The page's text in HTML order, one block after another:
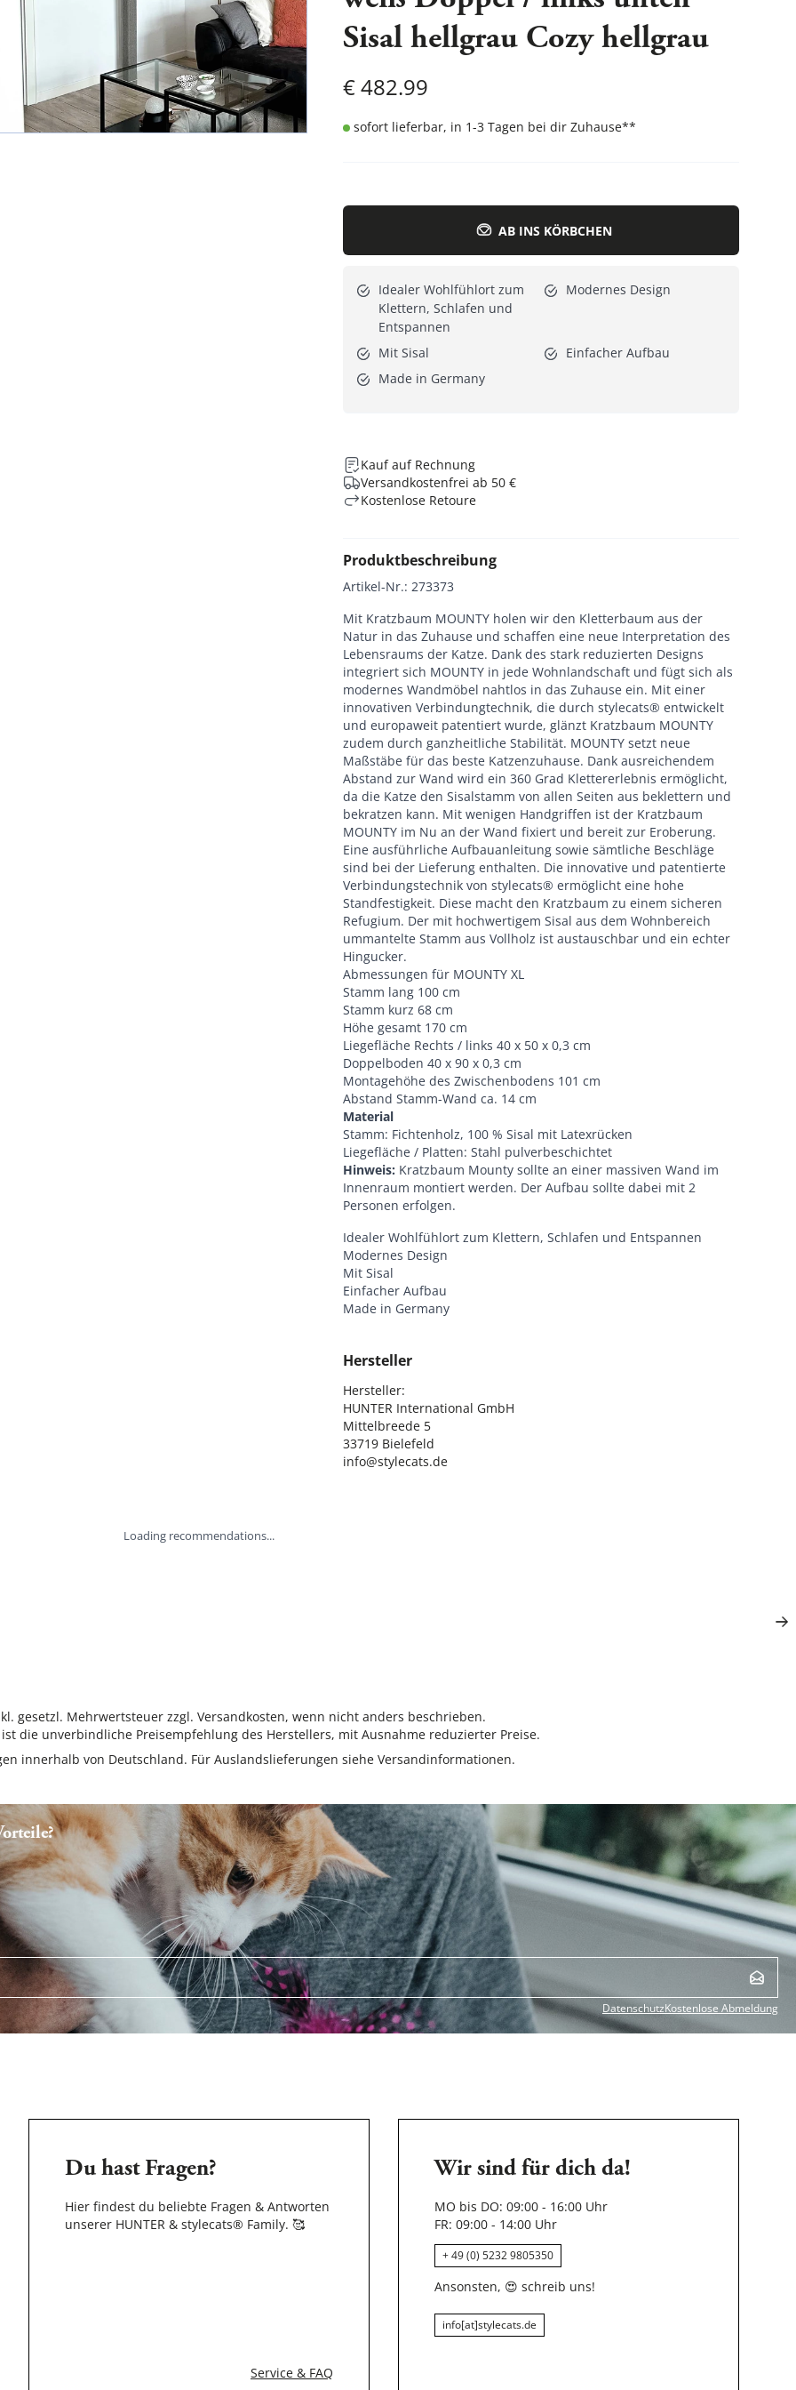
Alle Katzenmöbel
Alle Serien
Sisal hellgrau Cozy hellgrau
€482.99
sofort lieferbar, in 1-3 Tagen bei dir Zuhause**
AB INS KÖRBCHEN
Idealer Wohlfühlort zum
Klettern, Schlafen und
Entspannen
Modernes Design
Mit Sisal
Einfacher Aufbau
Made in Germany
Kauf auf Rechnung
Versandkostenfrei ab 50 €
Kostenlose Retoure
Produktbeschreibung
Artikel-Nr.: 273373
Mit Kratzbaum MOUNTY holen wir den Kletterbaum aus der
Natur in das Zuhause und schaffen eine neue Interpretation des
Lebensraums der Katze. Dank des stark reduzierten Designs
integriert sich MOUNTY in jede Wohnlandschaft und fügt sich als
modernes Wandmöbel nahtlos in das Zuhause ein. Mit einer
innovativen Verbindungtechnik, die durch stylecats® entwickelt
und europaweit patentiert wurde, glänzt Kratzbaum MOUNTY
zudem durch ganzheitliche Stabilität. MOUNTY setzt neue
Maßstäbe für das beste Katzenzuhause. Dank ausreichendem
Abstand zur Wand wird ein 360 Grad Klettererlebnis ermöglicht,
da die Katze den Sisalstamm von allen Seiten aus beklettern und
bekratzen kann. Mit wenigen Handgriffen ist der Kratzbaum
MOUNTY im Nu an der Wand fixiert und bereit zur Eroberung.
Eine ausführliche Aufbauanleitung sowie sämtliche Beschläge
sind bei der Lieferung enthalten. Die innovative und patentierte
Verbindungstechnik von stylecats® ermöglicht eine hohe
Standfestigkeit. Diese macht den Kratzbaum zu einem sicheren
Refugium. Der mit hochwertigem Sisal aus dem Wohnbereich
ummantelte Stamm aus Vollholz ist austauschbar und ein echter
Hingucker.
Abmessungen für MOUNTY XL
Stamm lang 100 cm
Stamm kurz 68 cm
Höhe gesamt 170 cm
Liegefläche Rechts / links 40 x 50 x 0,3 cm
Doppelboden 40 x 90 x 0,3 cm
Montagehöhe des Zwischenbodens 101 cm
Abstand Stamm-Wand ca. 14 cm
Material
Stamm: Fichtenholz, 100 % Sisal mit Latexrücken
Liegefläche / Platten: Stahl pulverbeschichtet
Hinweis: Kratzbaum Mounty sollte an einer massiven Wand im
Innenraum montiert werden. Der Aufbau sollte dabei mit 2
Personen erfolgen.
Idealer Wohlfühlort zum Klettern, Schlafen und Entspannen
Modernes Design
Mit Sisal
Einfacher Aufbau
Made in Germany
Hersteller
Hersteller:
HUNTER International GmbH
Mittelbreede 5
33719 Bielefeld
info@stylecats.de
Loading recommendations...
gesetzl. Mehrwertsteuer zzgl. Versandkosten, wenn nicht anders beschrieben.
die unverbindliche Preisempfehlung des Herstellers, mit Ausnahme reduzierter Preise.
innerhalb von Deutschland. Für Auslandslieferungen siehe Versandinformationen.
DatenschutzKostenlose Abmeldung
Du hast Fragen?
Hier findest du beliebte Fragen & Antworten
unserer HUNTER & stylecats® Family. 🥰
Service & FAQ
Wir sind für dich da!
MO bis DO: 09:00 - 16:00 Uhr
FR: 09:00 - 14:00 Uhr
+ 49 (0) 5232 9805350
Ansonsten, 😍 schreib uns!
info[at]stylecats.de